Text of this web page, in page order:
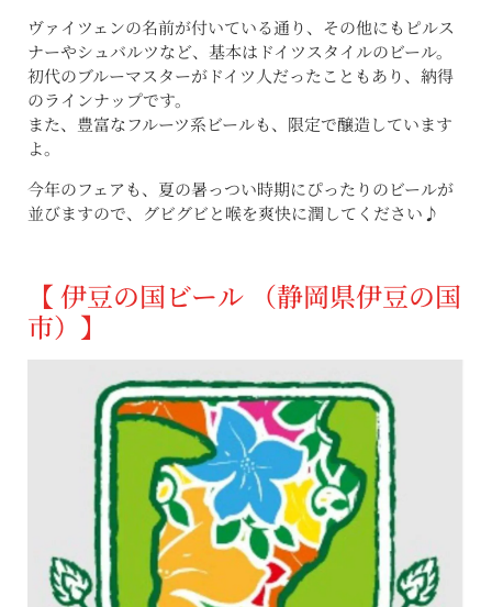
ヴァイツェンの名前が付いている通り、その他にもピルス
ナーやシュバルツなど、基本はドイツスタイルのビール。
初代のブルーマスターがドイツ人だったこともあり、納得
のラインナップです。
また、豊富なフルーツ系ビールも、限定で醸造しています
よ。
今年のフェアも、夏の暑っつい時期にぴったりのビールが
並びますので、グビグビと喉を爽快に潤してください♪
【 伊豆の国ビール （静岡県伊豆の国
市）】